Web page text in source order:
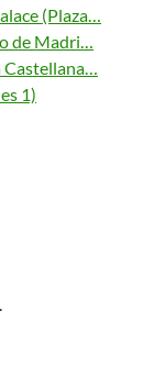
(Plaza…
de Madri…
Castellana…
1)